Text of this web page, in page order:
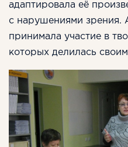
адаптировала её
с нарушениями зрения.
принимала участие в
которых делилась